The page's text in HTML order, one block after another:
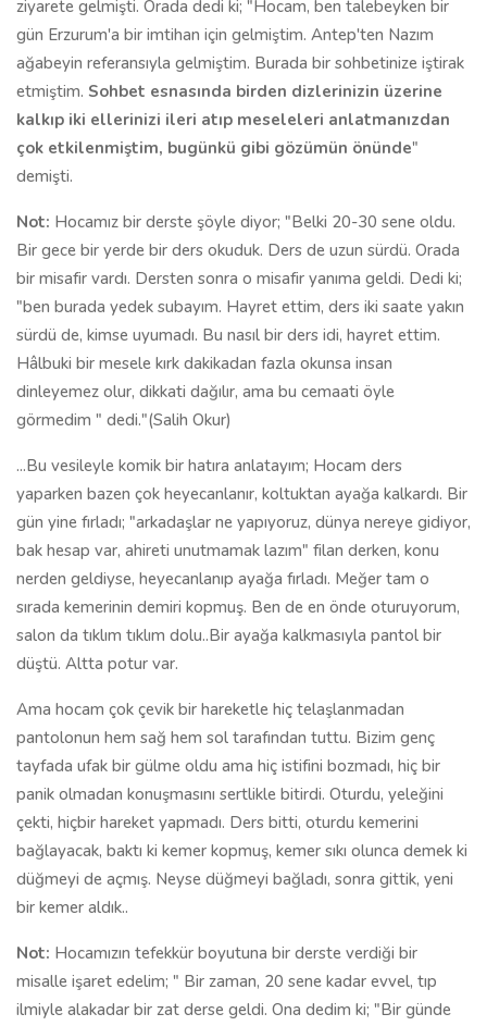
ziyarete gelmişti. Orada dedi ki; "Hocam, ben talebeyken bir
gün Erzurum'a bir imtihan için gelmiştim. Antep'ten Nazım
ağabeyin referansıyla gelmiştim. Burada bir sohbetinize iştirak
etmiştim. Sohbet esnasında birden dizlerinizin üzerine
kalkıp iki ellerinizi ileri atıp meseleleri anlatmanızdan
çok etkilenmiştim, bugünkü gibi gözümün önünde"
demişti.
Not: Hocamız bir derste şöyle diyor; "Belki 20-30 sene oldu.
Bir gece bir yerde bir ders okuduk. Ders de uzun sürdü. Orada
bir misafir vardı. Dersten sonra o misafir yanıma geldi. Dedi ki;
"ben burada yedek subayım. Hayret ettim, ders iki saate yakın
sürdü de, kimse uyumadı. Bu nasıl bir ders idi, hayret ettim.
Hâlbuki bir mesele kırk dakikadan fazla okunsa insan
dinleyemez olur, dikkati dağılır, ama bu cemaati öyle
görmedim " dedi."(Salih Okur)
...Bu vesileyle komik bir hatıra anlatayım; Hocam ders
yaparken bazen çok heyecanlanır, koltuktan ayağa kalkardı. Bir
gün yine fırladı; "arkadaşlar ne yapıyoruz, dünya nereye gidiyor,
bak hesap var, ahireti unutmamak lazım" filan derken, konu
nerden geldiyse, heyecanlanıp ayağa fırladı. Meğer tam o
sırada kemerinin demiri kopmuş. Ben de en önde oturuyorum,
salon da tıklım tıklım dolu..Bir ayağa kalkmasıyla pantol bir
düştü. Altta potur var.
Ama hocam çok çevik bir hareketle hiç telaşlanmadan
pantolonun hem sağ hem sol tarafından tuttu. Bizim genç
tayfada ufak bir gülme oldu ama hiç istifini bozmadı, hiç bir
panik olmadan konuşmasını sertlikle bitirdi. Oturdu, yeleğini
çekti, hiçbir hareket yapmadı. Ders bitti, oturdu kemerini
bağlayacak, baktı ki kemer kopmuş, kemer sıkı olunca demek ki
düğmeyi de açmış. Neyse düğmeyi bağladı, sonra gittik, yeni
bir kemer aldık..
Not: Hocamızın tefekkür boyutuna bir derste verdiği bir
misalle işaret edelim; " Bir zaman, 20 sene kadar evvel, tıp
ilmiyle alakadar bir zat derse geldi. Ona dedim ki; "Bir günde